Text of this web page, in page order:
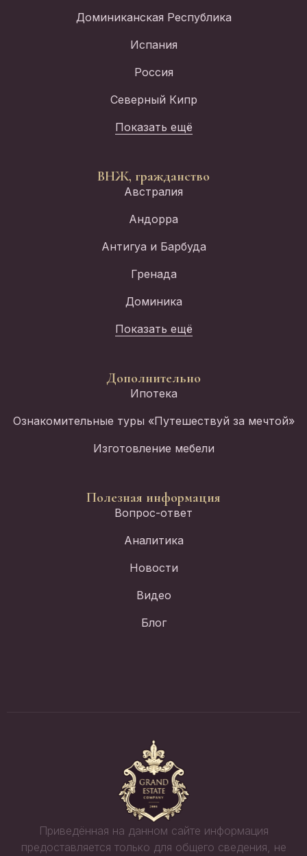
Доминиканская Республика
Испания
Россия
Северный Кипр
Показать ещё
ВНЖ, гражданство
Австралия
Андорра
Антигуа и Барбуда
Гренада
Доминика
Показать ещё
Дополнительно
Ипотека
Ознакомительные туры «Путешествуй за мечтой»
Изготовление мебели
Полезная информация
Вопрос-ответ
Аналитика
Новости
Видео
Блог
Приведённая на данном сайте информация
предоставляется только для общего сведения, не